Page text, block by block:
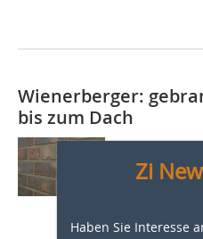
Zi
Haben Sie Interesse
Wienerberger:
bis zum Dach
Für den
ermöglicht